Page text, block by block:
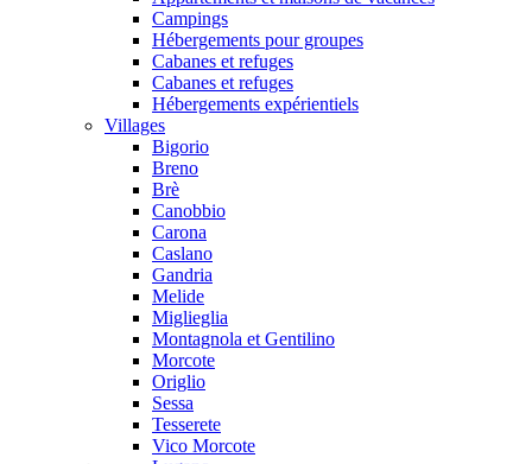
Campings
Hébergements pour groupes
Cabanes et refuges
Cabanes et refuges
Hébergements expérientiels
Villages
Bigorio
Breno
Brè
Canobbio
Carona
Caslano
Gandria
Melide
Miglieglia
Montagnola et Gentilino
Morcote
Origlio
Sessa
Tesserete
Vico Morcote